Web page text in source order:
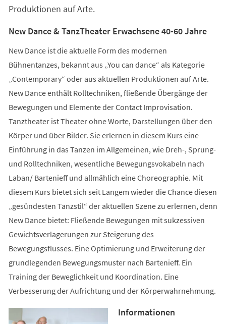
Produktionen auf Arte.
New Dance & TanzTheater Erwachsene 40-60 Jahre
New Dance ist die aktuelle Form des modernen
Bühnentanzes, bekannt aus „You can dance“ als Kategorie
„Contemporary“ oder aus aktuellen Produktionen auf Arte.
New Dance enthält Rolltechniken, fließende Übergänge der
Bewegungen und Elemente der Contact Improvisation.
Tanztheater ist Theater ohne Worte, Darstellungen über den
Körper und über Bilder. Sie erlernen in diesem Kurs eine
Einführung in das Tanzen im Allgemeinen, wie Dreh-, Sprung-
und Rolltechniken, wesentliche Bewegungsvokabeln nach
Laban/ Bartenieff und allmählich eine Choreographie. Mit
diesem Kurs bietet sich seit Langem wieder die Chance diesen
„gesündesten Tanzstil“ der aktuellen Szene zu erlernen, denn
New Dance bietet: Fließende Bewegungen mit sukzessiven
Gewichtsverlagerungen zur Steigerung des
Bewegungsflusses. Eine Optimierung und Erweiterung der
grundlegenden Bewegungsmuster nach Bartenieff. Ein
Training der Beweglichkeit und Koordination. Eine
Verbesserung der Aufrichtung und der Körperwahrnehmung.
Informationen